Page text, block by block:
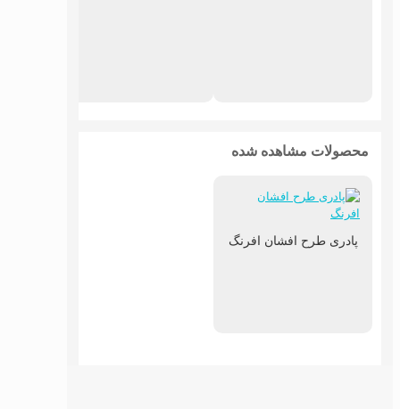
محصولات مشاهده شده
پادری طرح افشان افرنگ